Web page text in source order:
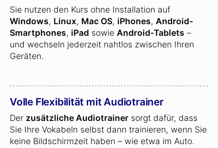
Sie nutzen den Kurs ohne Installation auf
Windows, Linux, Mac OS, iPhones, Android-
Smartphones, iPad sowie Android-Tablets –
und wechseln jederzeit nahtlos zwischen Ihren
Geräten.
Volle Flexibilität mit Audiotrainer
Der zusätzliche Audiotrainer sorgt dafür, dass
Sie Ihre Vokabeln selbst dann trainieren, wenn Sie
keine Bildschirmzeit haben – wie etwa im Auto.